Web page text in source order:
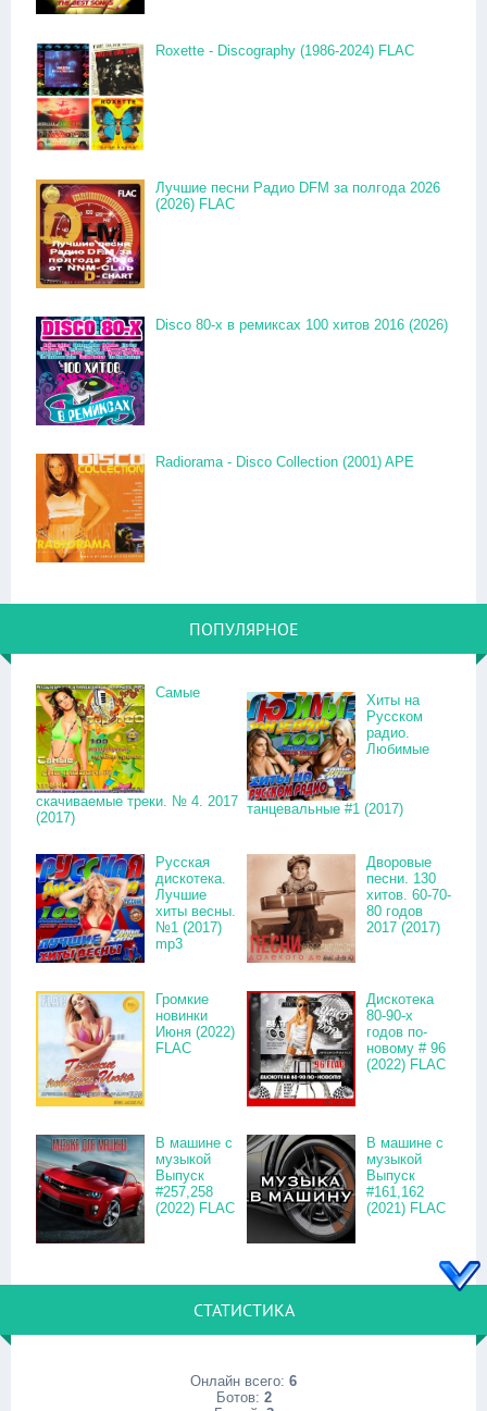
Roxette - Discography (1986-2024) FLAC
Лучшие песни Радио DFM за полгода 2026
(2026) FLAC
Disco 80-x в ремиксах 100 хитов 2016 (2026)
Radiorama - Disco Collection (2001) APE
ПОПУЛЯРНОЕ
Самые
скачиваемые треки. № 4. 2017
(2017)
Хиты на
Русском
радио.
Любимые
танцевальные #1 (2017)
Русская
дискотека.
Лучшие
хиты весны.
№1 (2017)
mp3
Дворовые
песни. 130
хитов. 60-70-
80 годов
2017 (2017)
Громкие
новинки
Июня (2022)
FLAC
Дискотека
80-90-х
годов по-
новому # 96
(2022) FLAC
В машине с
музыкой
Выпуск
#257,258
(2022) FLAC
В машине с
музыкой
Выпуск
#161,162
(2021) FLAC
СТАТИСТИКА
Онлайн всего: 6
Ботов: 2